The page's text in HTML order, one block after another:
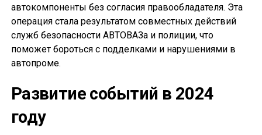
автокомпоненты без согласия правообладателя. Эта
операция стала результатом совместных действий
служб безопасности АВТОВАЗа и полиции, что
поможет бороться с подделками и нарушениями в
автопроме.
Развитие событий в 2024
году